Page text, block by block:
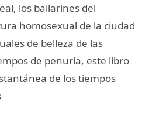
los bailarines del
homosexual de la ciudad
de belleza de las
de penuria, este libro
de los tiempos